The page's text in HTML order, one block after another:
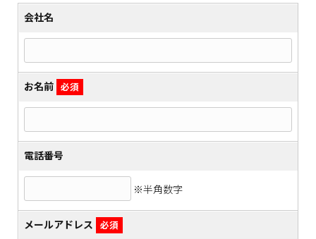
会社名
お名前 必須
電話番号
※半角数字
メールアドレス 必須